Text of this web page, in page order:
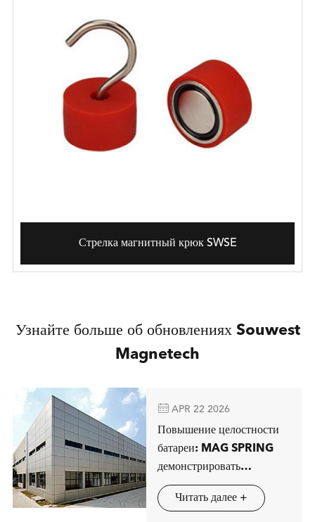
Стрелка магнитный крюк SWSE
Узнайте больше об обновлениях Souwest
Magnetech
 APR 22 2026
Повышение целостности
батареи: MAG SPRING
демонстрировать
передовые решения
магнитной сепарации в
Читать далее +